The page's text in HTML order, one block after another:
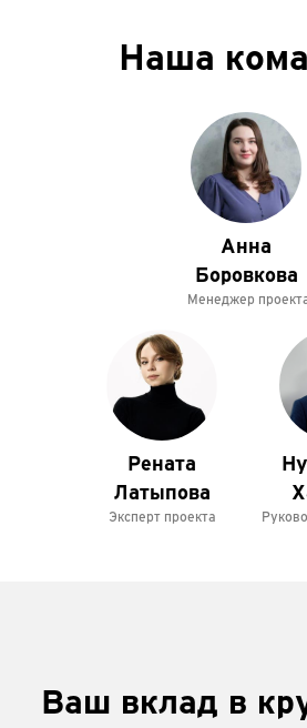
Наша
Эксперт проекта
Рената
Латыпова
Менеджер
Анна
Боровкова
Ваш вклад в